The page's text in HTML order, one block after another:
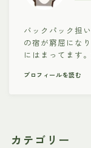
バックパック担
の宿が窮屈にな
にはまってます
プロフィールを読む
カテゴリー